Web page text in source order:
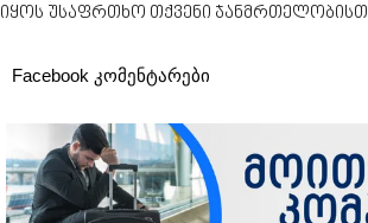
იყოს უსაფრთხო თქვენი
Facebook კომენტარები